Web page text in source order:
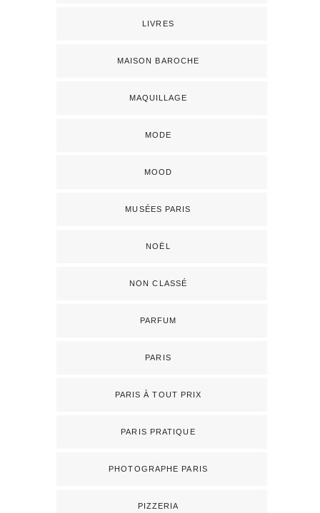
LIVRES
MAISON BAROCHE
MAQUILLAGE
MODE
MOOD
MUSÉES PARIS
NOËL
NON CLASSÉ
PARFUM
PARIS
PARIS À TOUT PRIX
PARIS PRATIQUE
PHOTOGRAPHE PARIS
PIZZERIA